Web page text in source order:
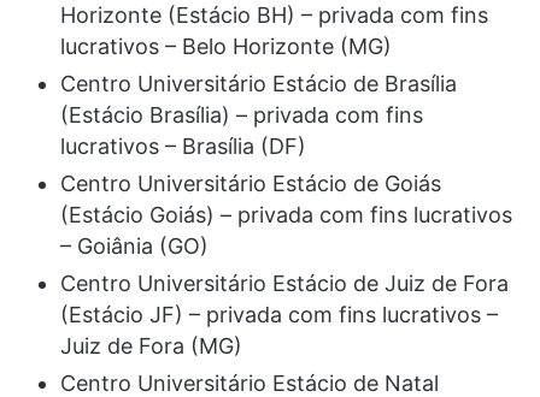
Horizonte (Estácio BH) – privada com fins
lucrativos – Belo Horizonte (MG)
Centro Universitário Estácio de Brasília
(Estácio Brasília) – privada com fins
lucrativos – Brasília (DF)
Centro Universitário Estácio de Goiás
(Estácio Goiás) – privada com fins lucrativos
– Goiânia (GO)
Centro Universitário Estácio de Juiz de Fora
(Estácio JF) – privada com fins lucrativos –
Juiz de Fora (MG)
Centro Universitário Estácio de Natal